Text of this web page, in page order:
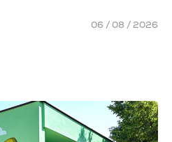
06 / 08 / 2026